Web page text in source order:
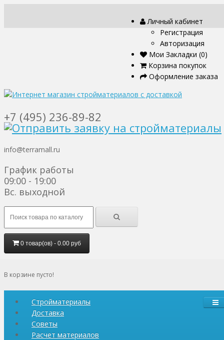
Личный кабинет
Регистрация
Авторизация
Мои Закладки (0)
Корзина покупок
Оформление заказа
+7 (495) 236-89-82
info@terramall.ru
График работы
09:00 - 19:00
Вс. выходной
0 товар(ов) - 0.00 руб
В корзине пусто!
Стройматериалы
Доставка
Советы
Расчет материалов